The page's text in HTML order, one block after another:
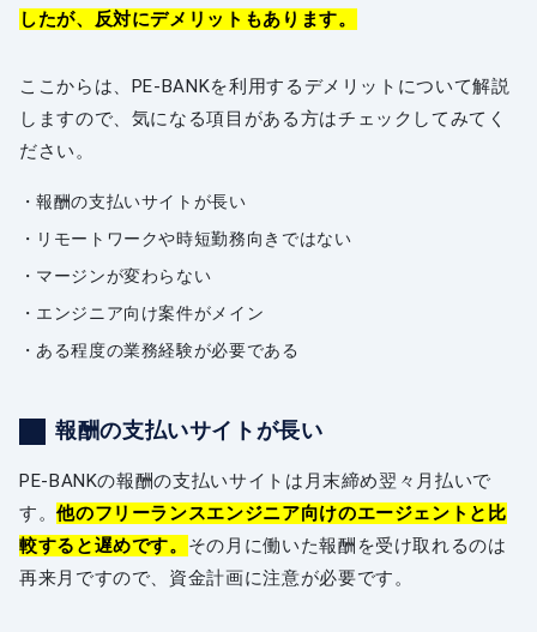
したが、反対にデメリットもあります。
ここからは、PE-BANKを利用するデメリットについて解説
しますので、気になる項目がある方はチェックしてみてく
ださい。
報酬の支払いサイトが長い
リモートワークや時短勤務向きではない
マージンが変わらない
エンジニア向け案件がメイン
ある程度の業務経験が必要である
報酬の支払いサイトが長い
PE-BANKの報酬の支払いサイトは月末締め翌々月払いで
す。他のフリーランスエンジニア向けのエージェントと比
較すると遅めです。 その月に働いた報酬を受け取れるのは
再来月ですので、資金計画に注意が必要です。